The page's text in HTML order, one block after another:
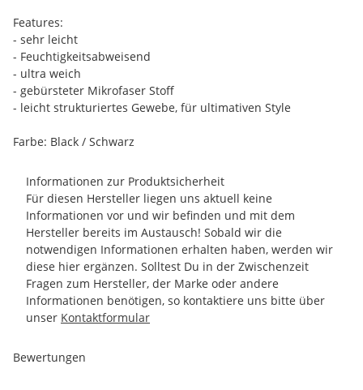
Features:
- sehr leicht
- Feuchtigkeitsabweisend
- ultra weich
- gebürsteter Mikrofaser Stoff
- leicht strukturiertes Gewebe, für ultimativen Style
Farbe: Black / Schwarz
Informationen zur Produktsicherheit
Für diesen Hersteller liegen uns aktuell keine
Informationen vor und wir befinden und mit dem
Hersteller bereits im Austausch! Sobald wir die
notwendigen Informationen erhalten haben, werden wir
diese hier ergänzen. Solltest Du in der Zwischenzeit
Fragen zum Hersteller, der Marke oder andere
Informationen benötigen, so kontaktiere uns bitte über
unser Kontaktformular
Bewertungen